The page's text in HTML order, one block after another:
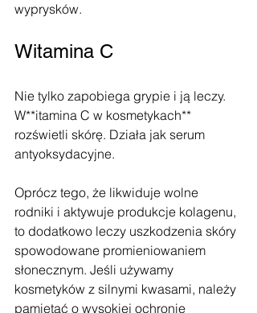
wyprysków.
Witamina C
Nie tylko zapobiega grypie i ją leczy.
W**itamina C w kosmetykach**
rozświetli skórę. Działa jak serum
antyoksydacyjne.
Oprócz tego, że likwiduje wolne
rodniki i aktywuje produkcje kolagenu,
to dodatkowo leczy uszkodzenia skóry
spowodowane promieniowaniem
słonecznym. Jeśli używamy
kosmetyków z silnymi kwasami, należy
pamiętać o wysokiej ochronie